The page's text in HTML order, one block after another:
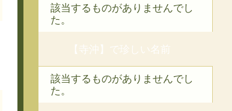
該当するものがありませんでし
た。
【寺沖】で珍しい名前
該当するものがありませんでし
た。